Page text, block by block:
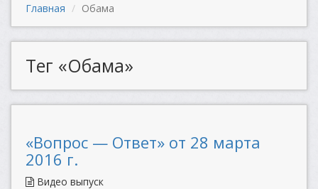
Главная Обама
Тег «Обама»
«Вопрос — Ответ» от 28 марта
2016 г.
Видео выпуск